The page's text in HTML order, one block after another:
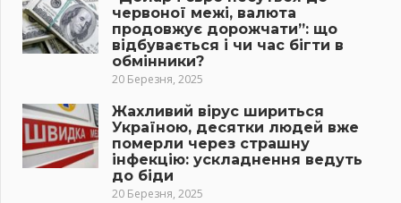
червоної межі, валюта
продовжує дорожчати”: що
відбувається і чи час бігти в
обмінники?
20 Березня, 2025
Жахливий вірус шириться
Україною, десятки людей вже
померли через страшну
інфекцію: ускладнення ведуть
до біди
20 Березня, 2025